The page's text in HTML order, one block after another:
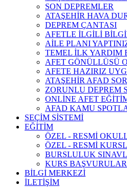
SON DEPREMLER
ATAŞEHİR HAVA
DEPREM ÇANTASI
AFETLE İLGİLİ
AİLE PLANI
TEMEL İLK YARDIM
AFET GÖNÜLLÜSÜ
AFETE HAZIRIZ
ATAŞEHİR AFAD
ZORUNLU DEPREM
ONLİNE AFET
AFAD KAMU
SEÇİM SİSTEMİ
EĞİTİM
ÖZEL - RESMİ
ÖZEL - RESMİ
BURSLULUK
KURS
BİLGİ MERKEZİ
İLETİŞİM